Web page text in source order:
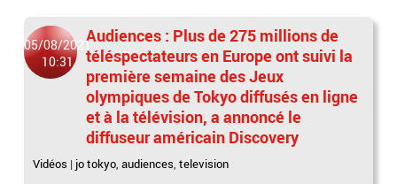
05/08/2021
10:31
Audiences : Plus de 275 millions de
téléspectateurs en Europe ont suivi la
première semaine des Jeux
olympiques de Tokyo diffusés en ligne
et à la télévision, a annoncé le
diffuseur américain Discovery
Vidéos | jo tokyo,audiences,television